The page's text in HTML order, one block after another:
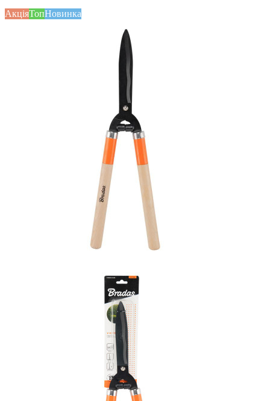
АкціяТопНовинка